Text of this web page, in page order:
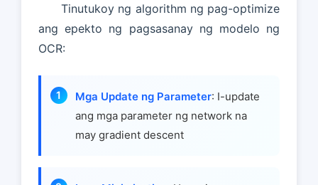
Tinutukoy ng algorithm ng pag-optimize
ang epekto ng pagsasanay ng modelo ng
OCR:
Mga Update ng Parameter: I-update
ang mga parameter ng network na
may gradient descent